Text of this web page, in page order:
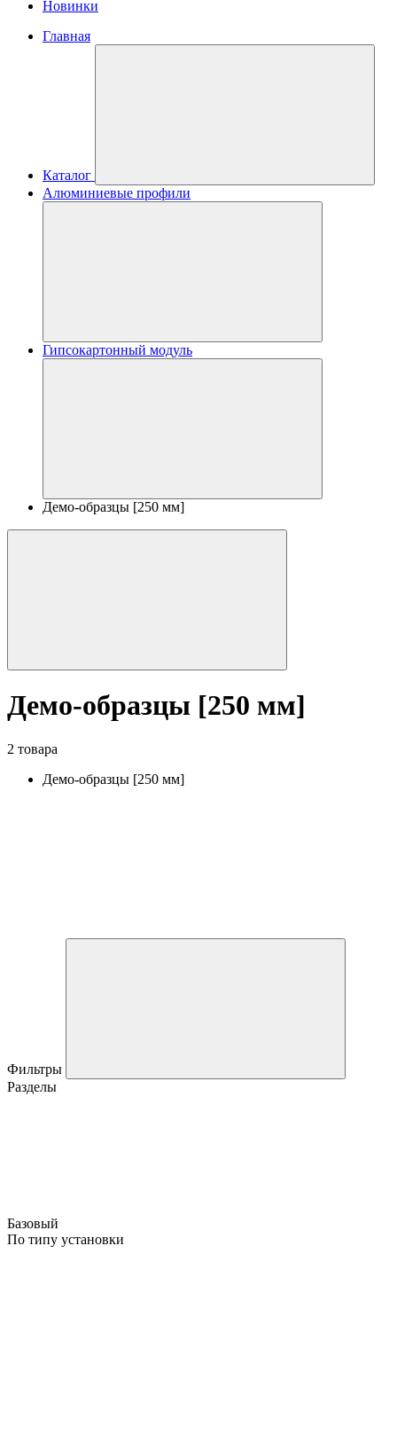
Новинки
Главная
Каталог
Алюминиевые профили
Гипсокартонный модуль
Демо-образцы [250 мм]
Демо-образцы [250 мм]
2 товара
Демо-образцы [250 мм]
Фильтры
Разделы
Базовый
По типу установки